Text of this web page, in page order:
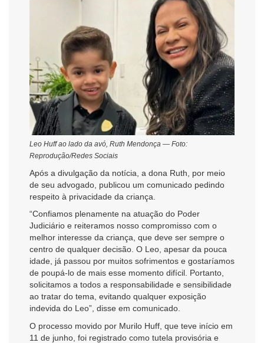
Leo Huff ao lado da avó, Ruth Mendonça — Foto:
Reprodução/Redes Sociais
Após a divulgação da notícia, a dona Ruth, por meio
de seu advogado, publicou um comunicado pedindo
respeito à privacidade da criança.
“Confiamos plenamente na atuação do Poder
Judiciário e reiteramos nosso compromisso com o
melhor interesse da criança, que deve ser sempre o
centro de qualquer decisão. O Leo, apesar da pouca
idade, já passou por muitos sofrimentos e gostaríamos
de poupá-lo de mais esse momento difícil. Portanto,
solicitamos a todos a responsabilidade e sensibilidade
ao tratar do tema, evitando qualquer exposição
indevida do Leo”, disse em comunicado.
O processo movido por Murilo Huff, que teve início em
11 de junho, foi registrado como tutela provisória e